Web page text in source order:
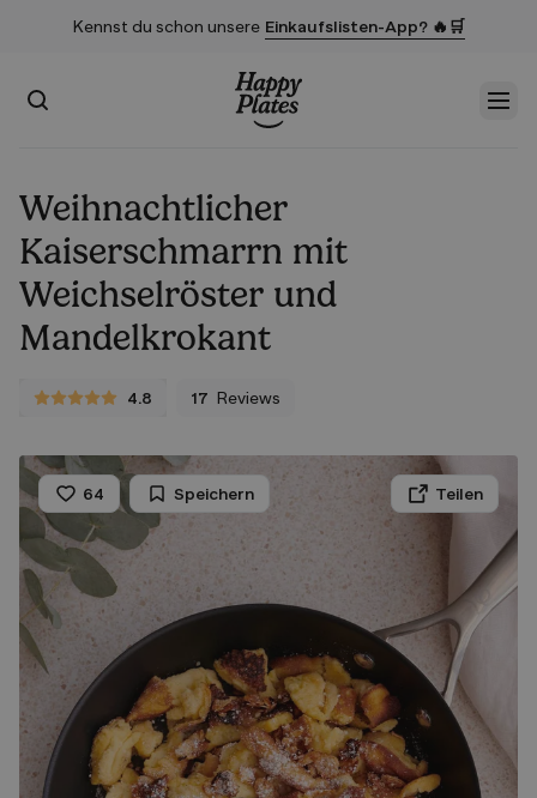
Kennst du schon unsere Einkaufslisten-App? 🔥🛒
Suchen
Weihnachtlicher
Kaiserschmarrn mit
Weichselröster und
Mandelkrokant
4.8
4.8 von 5 Sternen 17 Reviews
64
Liken
Speichern Teilen